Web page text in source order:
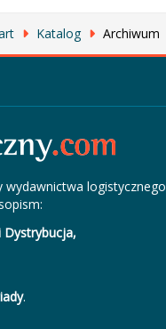
Katalog Archiwum
wydawnictwa logistycznego
.